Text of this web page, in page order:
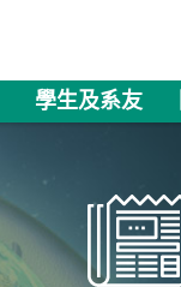
學生及系友